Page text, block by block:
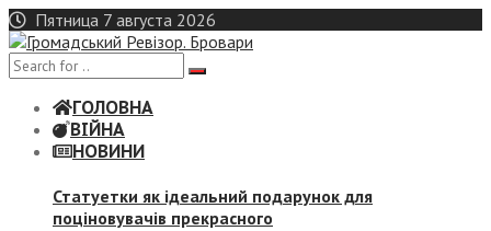
Skip
to
content
Пятница 7 августа 2026
ГОЛОВНА
ВІЙНА
НОВИНИ
Статуетки як ідеальний подарунок для
поціновувачів прекрасного